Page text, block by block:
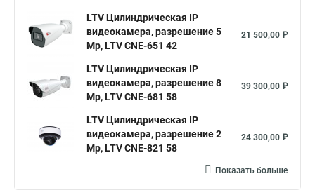
LTV Цилиндрическая IP
видеокамера, разрешение 5
Mp, LTV CNE-651 42
21 500,00 ₽
LTV Цилиндрическая IP
видеокамера, разрешение 8
Mp, LTV CNE-681 58
39 300,00 ₽
LTV Цилиндрическая IP
видеокамера, разрешение 2
Mp, LTV CNE-821 58
24 300,00 ₽
Показать больше